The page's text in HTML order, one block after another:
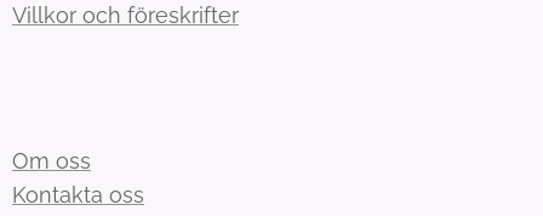
Villkor och föreskrifter
Om oss
Kontakta oss